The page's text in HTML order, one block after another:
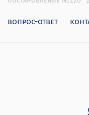
вопрос-ответ